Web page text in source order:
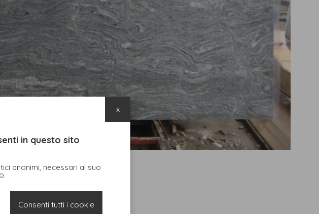
in questo sito
anonimi, necessari al suo
Consenti tutti i cookie
x